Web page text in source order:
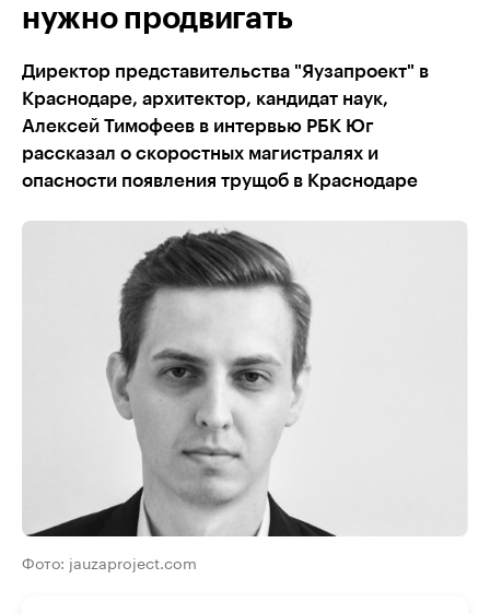
нужно продвигать
Директор представительства "Яузапроект" в
Краснодаре, архитектор, кандидат наук,
Алексей Тимофеев в интервью РБК Юг
рассказал о скоростных магистралях и
опасности появления трущоб в Краснодаре
Фото: jauzaproject.com